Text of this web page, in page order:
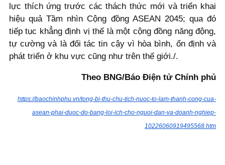
lực thích ứng trước các thách thức mới và triển khai
hiệu quả Tầm nhìn Cộng đồng ASEAN 2045; qua đó
tiếp tục khẳng định vị thế là một cộng đồng năng động,
tự cường và là đối tác tin cậy vì hòa bình, ổn định và
phát triển ở khu vực cũng như trên thế giới./.
Theo BNG/Báo Điện tử Chính phủ
https://baochinhphu.vn/tong-bi-thu-chu-tich-nuoc-to-lam-thanh-cong-cua-
asean-phai-duoc-do-bang-loi-ich-cho-nguoi-dan-va-doanh-nghiep-
10226060919495568.htm